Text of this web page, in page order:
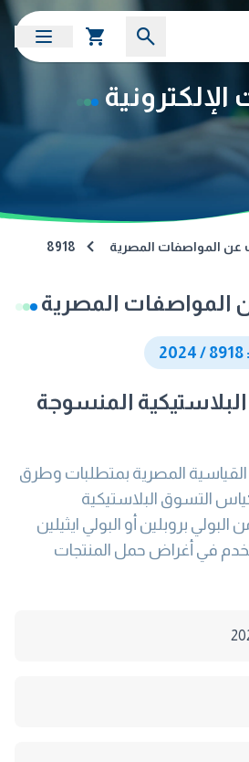
الإلكترونية
عن المواصفات المصرية 8918
المواصفات المصرية
المنسوجة
المصرية بمتطلبات وطرق
التسوق البلاستيكية
بروبلين أو البولي ايثيلين
في أغراض حمل المنتجات